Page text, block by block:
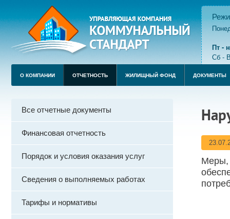
Пт -
Сб -
О КОМПАНИИ ОТЧЕТНОСТЬ ЖИЛИЩНЫЙ ФОНД ДОКУМЕНТЫ
Меры,
Все отчетные документы
Финансовая отчетность
Порядок и условия оказания услуг
Сведения о выполняемых работах
Тарифы и нормативы